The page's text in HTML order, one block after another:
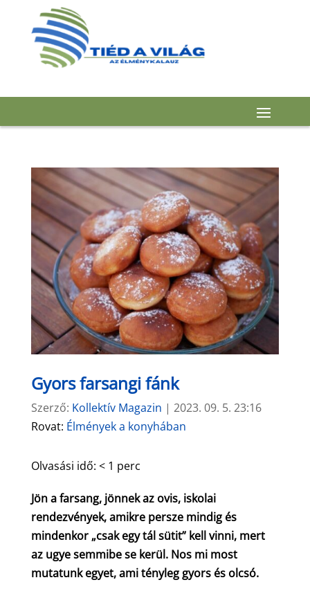
Gyors farsangi fánk
Szerző: Kollektív Magazin | 2023. 09. 5. 23:16
Rovat: Élmények a konyhában
Olvasási idő: < 1 perc
Jön a farsang, jönnek az ovis, iskolai
rendezvények, amikre persze mindig és
mindenkor „csak egy tál sütit” kell vinni, mert
az ugye semmibe se kerül. Nos mi most
mutatunk egyet, ami tényleg gyors és olcsó.